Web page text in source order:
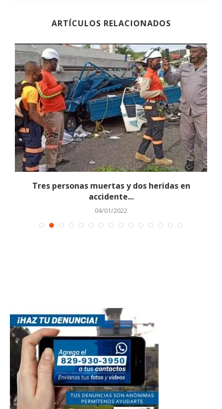
ARTÍCULOS RELACIONADOS
Tres personas muertas y dos heridas en
accidente...
04/01/2022